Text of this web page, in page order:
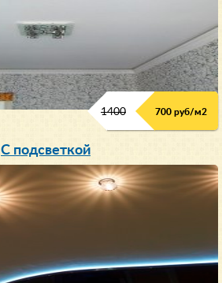
1400 700 руб/м2
С подсветкой